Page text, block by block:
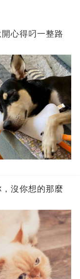
心得叼一整路
沒你想的那麼